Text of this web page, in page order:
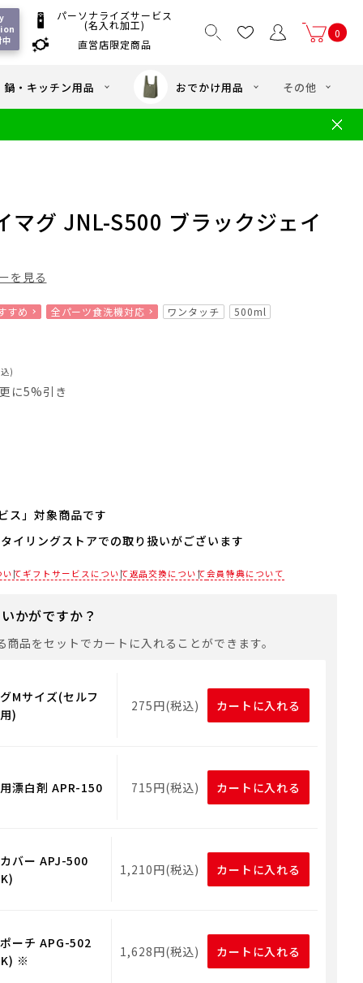
以上送料無料
フト
ギフトのご案内
パーソナライズサービス
(名入れ加工)
直営店限定商品
0
・キッチン用品 おでかけ用品 その他
マグ JNL-S500 ブラックジェイ
を見る
すめ 全パーツ食洗機対応 ワンタッチ 500ml
)
に5%引き
ス」対象商品です
る場合は、商品をカートに入れた後に「会員限定のし・
ボタンからお手続きください。
場合は、以下よりご購入をお願いいたします。
イリングストアでの取り扱いがございます
店舗までお電話にてご確認ください。
て ギフトサービスについて返品交換について会員特典について
かがですか？
品をセットでカートに入れることができます。
Mサイズ(セルフ
)
275円(税込) カートに入れる
漂白剤 APR-150 715円(税込) カートに入れる
バー APJ-500
1,210円(税込) カートに入れる
ーチ APG-502
※
1,628円(税込) カートに入れる